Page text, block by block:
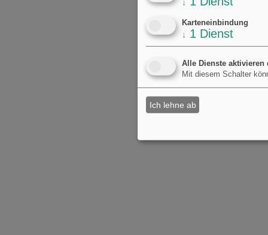
↓
Karteneinbindung
↓ 1 Dienst
Alle Dienste aktivieren
Mit diesem Schalter
Ich lehne ab